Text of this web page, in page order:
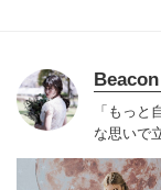
「もっと
な思いで
トドレス
たドレス